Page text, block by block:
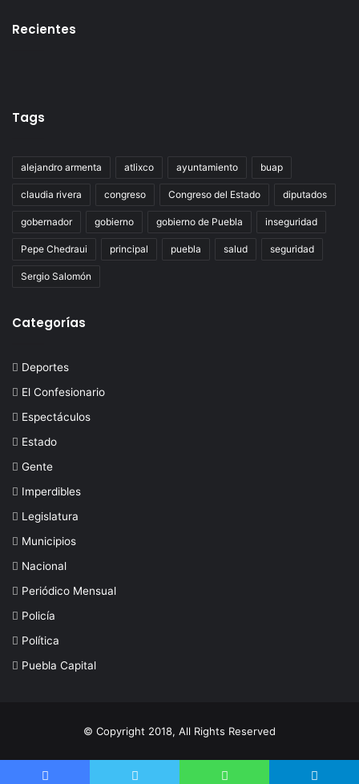
Recientes
Tags
alejandro armenta atlixco ayuntamiento buap
claudia rivera congreso Congreso del Estado diputados
gobernador gobierno gobierno de Puebla inseguridad
Pepe Chedraui principal puebla salud seguridad
Sergio Salomón
Categorías
Deportes
El Confesionario
Espectáculos
Estado
Gente
Imperdibles
Legislatura
Municipios
Nacional
Periódico Mensual
Policía
Política
Puebla Capital
© Copyright 2018, All Rights Reserved